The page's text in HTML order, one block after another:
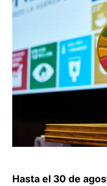
Hasta el 30 de